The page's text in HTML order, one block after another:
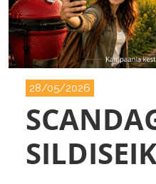
28/05/2026